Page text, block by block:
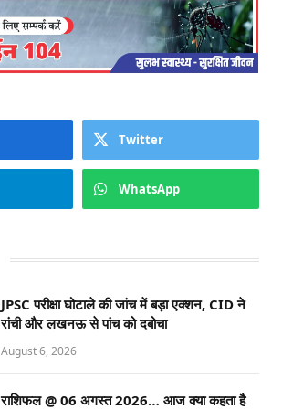
Twitter
WhatsApp
JPSC परीक्षा घोटाले की जांच में बड़ा एक्शन, CID ने
रांची और लखनऊ से पांच को दबोचा
August 6, 2026
राशिफल @ 06 अगस्त 2026… आज क्या कहता है